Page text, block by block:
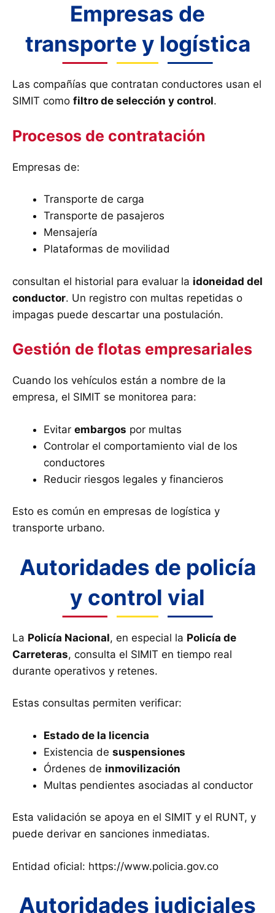
Empresas de
transporte y logística
Las compañías que contratan conductores usan el
SIMIT como filtro de selección y control.
Procesos de contratación
Empresas de:
Transporte de carga
Transporte de pasajeros
Mensajería
Plataformas de movilidad
consultan el historial para evaluar la idoneidad del
conductor. Un registro con multas repetidas o
impagas puede descartar una postulación.
Gestión de flotas empresariales
Cuando los vehículos están a nombre de la
empresa, el SIMIT se monitorea para:
Evitar embargos por multas
Controlar el comportamiento vial de los
conductores
Reducir riesgos legales y financieros
Esto es común en empresas de logística y
transporte urbano.
Autoridades de policía
y control vial
La Policía Nacional, en especial la Policía de
Carreteras, consulta el SIMIT en tiempo real
durante operativos y retenes.
Estas consultas permiten verificar:
Estado de la licencia
Existencia de suspensiones
Órdenes de inmovilización
Multas pendientes asociadas al conductor
Esta validación se apoya en el SIMIT y el RUNT, y
puede derivar en sanciones inmediatas.
Entidad oficial: https://www.policia.gov.co
Autoridades judiciales